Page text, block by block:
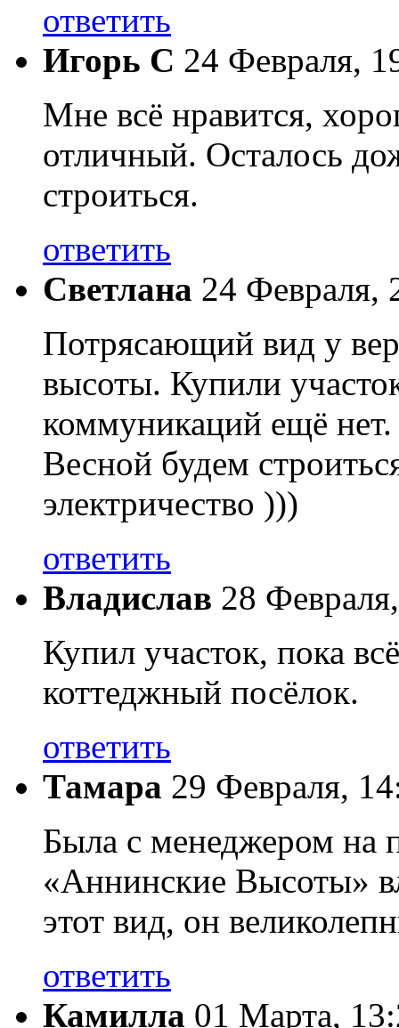
ответить
Игорь С 24 Февраля,
Мне всё нравится,
отличный. Осталось
строиться.
ответить
Светлана 24 Февраля,
Потрясающий вид у
высоты. Купили
коммуникаций ещё нет.
Весной будем
электричество )))
ответить
Владислав 28
Купил участок, пока
коттеджный посёлок.
ответить
Тамара 29 Февраля,
Была с менеджером на
«Аннинские Высоты»
этот вид, он
ответить
Камилла 01 Марта,